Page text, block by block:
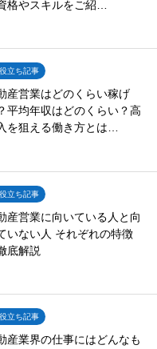
格やスキルをご紹…
立ち記事
産営業はどのくらい稼げ
平均年収はどのくらい？高
を狙える働き方とは…
立ち記事
産営業に向いている人と向
いない人 それぞれの特徴
底解説
立ち記事
産業界の仕事にはどんなも